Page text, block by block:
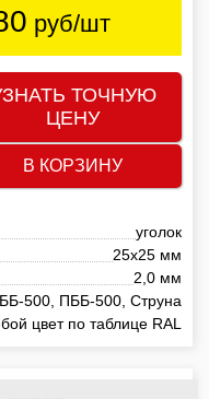
руб/шт
ТОЧНУЮ
ЦЕНУ
В КОРЗИНУ
уголок
25х25 мм
2,0 мм
500, ПББ-500, Струна
цвет по таблице RAL